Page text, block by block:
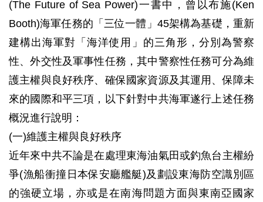
(The Future of Sea Power)一書中，曾以布施(Ken
Booth)海軍任務的「三位一體」45架構為基礎，重新
建構出海軍對「海洋使用」的三角形，分別為警察
性、外交性及軍事性任務，其中警察性任務可分為維
護主權與良好秩序、確保國家資源及其運用、保障未
來的國際和平三項，以下針對中共海軍遂行上述任務
概況進行說明：
(一)維護主權與良好秩序
近年來中共不論是在處理東海油氣田或釣魚台主權紛
爭(漁船衝撞日本保安廳艦艇)及劃設東海防空識別區
的強硬立場，亦或是在南海問題方面與東南亞國家